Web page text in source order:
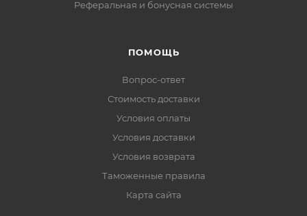
Реферальная и бонусная системы
ПОМОЩЬ
Вопрос-ответ
Стоимость доставки
Условия оплаты
Условия доставки
Условия возврата
Таможенные правила
Карта сайта